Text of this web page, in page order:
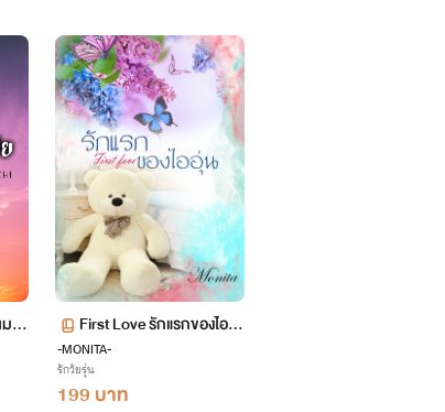
ของตัวเองออกมาด้วยความชอบส่วน
:)
ห้เกียรติซึ่งกันและกันค่ะ :)
าเ
First Love รักแรกของไออุ่
น
-MONITA-
รักวัยรุ่น
199 บาท